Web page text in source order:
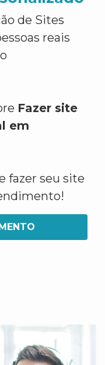
de Sites
reais
Fazer site
em
fazer seu site